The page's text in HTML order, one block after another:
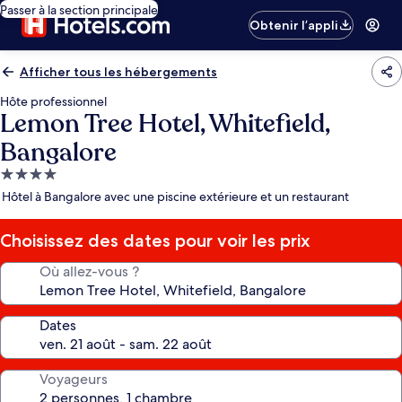
Passer à la section principale
Obtenir l’appli
Afficher tous les hébergements
Hôte professionnel
Lemon Tree Hotel, Whitefield,
Bangalore
Hébergement
4.0 étoiles
Hôtel à Bangalore avec une piscine extérieure et un restaurant
Choisissez des dates pour voir les prix
Où allez-vous ?
Dates
Voyageurs